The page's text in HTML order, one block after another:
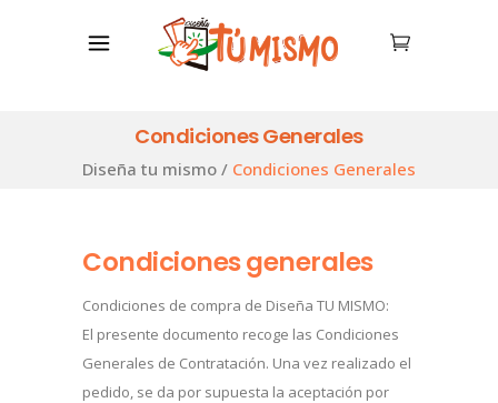
Condiciones Generales
Diseña tu mismo / Condiciones Generales
Condiciones generales
Condiciones de compra de Diseña TU MISMO:
El presente documento recoge las Condiciones
Generales de Contratación. Una vez realizado el
pedido, se da por supuesta la aceptación por